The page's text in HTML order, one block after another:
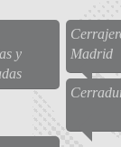
y
Madrid